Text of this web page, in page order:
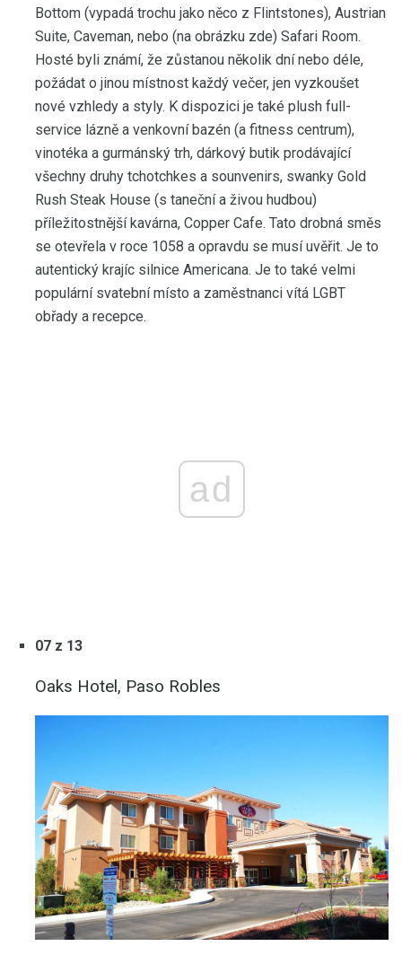
Bottom (vypadá trochu jako něco z Flintstones), Austrian
Suite, Caveman, nebo (na obrázku zde) Safari Room.
Hosté byli známí, že zůstanou několik dní nebo déle,
požádat o jinou místnost každý večer, jen vyzkoušet
nové vzhledy a styly. K dispozici je také plush full-
service lázně a venkovní bazén (a fitness centrum),
vinotéka a gurmánský trh, dárkový butik prodávající
všechny druhy tchotchkes a sounvenirs, swanky Gold
Rush Steak House (s taneční a živou hudbou)
příležitostnější kavárna, Copper Cafe. Tato drobná směs
se otevřela v roce 1058 a opravdu se musí uvěřit. Je to
autentický krajíc silnice Americana. Je to také velmi
populární svatební místo a zaměstnanci vítá LGBT
obřady a recepce.
ad
07 z 13
Oaks Hotel, Paso Robles